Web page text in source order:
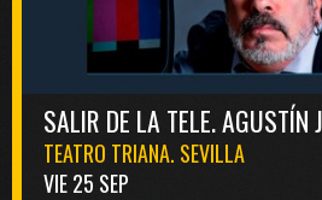
SALIR DE LA TELE. AGUSTÍN
TEATRO TRIANA. SEVILLA
VIE 25 SEP